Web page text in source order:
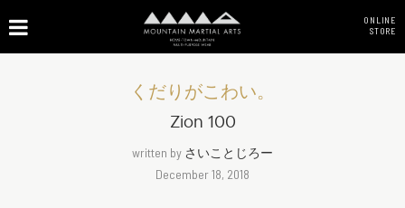
ONLINE
STORE
くだりがこわい。
Zion 100
written by さいことじろー
December 18, 2018